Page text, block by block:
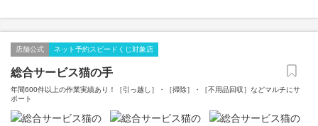
店舗公式 ネット予約スピードくじ対象店
総合サービス猫の手
年間600件以上の作業実績あり！［引っ越し］・［掃除］・［不用品回収］などマルチにサ
ポート